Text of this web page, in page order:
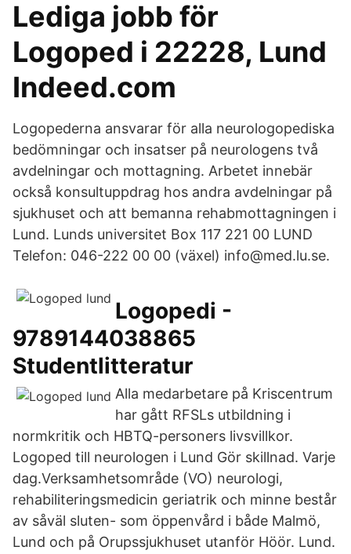
Lediga jobb för
Logoped i 22228, Lund
Indeed.com
Logopederna ansvarar för alla neurologopediska
bedömningar och insatser på neurologens två
avdelningar och mottagning. Arbetet innebär
också konsultuppdrag hos andra avdelningar på
sjukhuset och att bemanna rehabmottagningen i
Lund. Lunds universitet Box 117 221 00 LUND
Telefon: 046-222 00 00 (växel) info@med.lu.se.
Logopedi -
9789144038865
Studentlitteratur
Alla medarbetare på Kriscentrum
har gått RFSLs utbildning i
normkritik och HBTQ-personers livsvillkor.
Logoped till neurologen i Lund Gör skillnad. Varje
dag.Verksamhetsområde (VO) neurologi,
rehabiliteringsmedicin geriatrik och minne består
av såväl sluten- som öppenvård i både Malmö,
Lund och på Orupssjukhuset utanför Höör. Lund.